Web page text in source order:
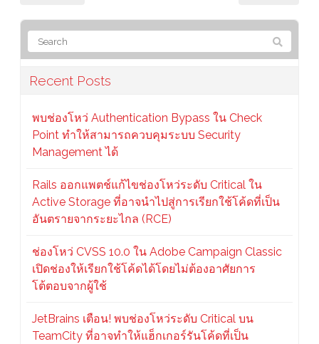
Recent Posts
พบช่องโหว่ Authentication Bypass ใน Check
Point ทำให้สามารถควบคุมระบบ Security
Management ได้
Rails ออกแพตช์แก้ไขช่องโหว่ระดับ Critical ใน
Active Storage ที่อาจนำไปสู่การเรียกใช้โค้ดที่เป็น
อันตรายจากระยะไกล (RCE)
ช่องโหว่ CVSS 10.0 ใน Adobe Campaign Classic
เปิดช่องให้เรียกใช้โค้ดได้โดยไม่ต้องอาศัยการ
โต้ตอบจากผู้ใช้
JetBrains เตือน! พบช่องโหว่ระดับ Critical บน
TeamCity ที่อาจทำให้แฮ็กเกอร์รันโค้ดที่เป็น